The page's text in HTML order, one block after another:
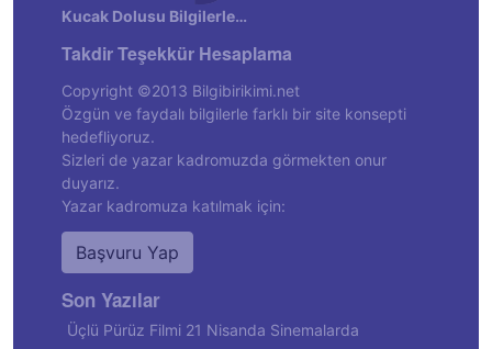
Kucak Dolusu Bilgilerle…
Takdir Teşekkür Hesaplama
Copyright ©2013 Bilgibirikimi.net
Özgün ve faydalı bilgilerle farklı bir site konsepti
hedefliyoruz.
Sizleri de yazar kadromuzda görmekten onur
duyarız.
Yazar kadromuza katılmak için:
Başvuru Yap
Son Yazılar
Üçlü Pürüz Filmi 21 Nisanda Sinemalarda